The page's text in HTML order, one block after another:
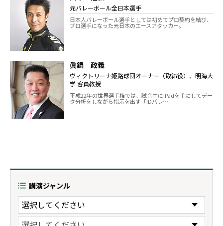
元バレーボール全日本選手
日本人バレーボール選手としては初めてプロ契約を結び、
プロ選手になった元日本のエースアタッカー。…
眞鍋 政義
ヴィクトリーナ姫路球団オーナー（取締役）、明海大
学 客員教授
平成22年の世界選手権では、試合中にiPadを手にしてデー
タ分析をしながら指示を出す「IDバレ…
講演ジャンル